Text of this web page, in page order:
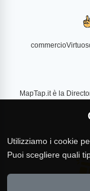
MapTap.it è la
Loverlist.com è il
Utilizziamo i cookie
Puoi scegliere quali